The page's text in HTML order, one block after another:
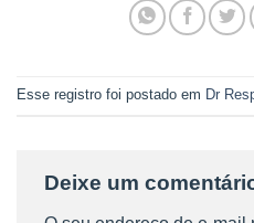
Esse registro foi postado em Dr
Deixe um